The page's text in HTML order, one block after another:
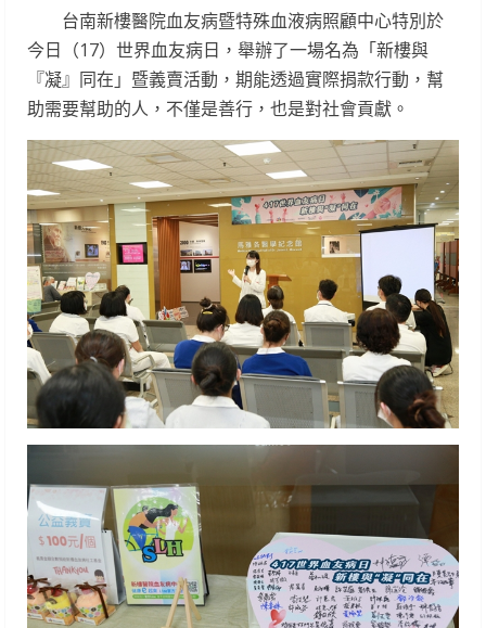
台南新樓醫院血友病暨特殊血液病照顧中心特別於
今日（17）世界血友病日，舉辦了一場名為「新樓與
『凝』同在」暨義賣活動，期能透過實際捐款行動，幫
助需要幫助的人，不僅是善行，也是對社會貢獻。